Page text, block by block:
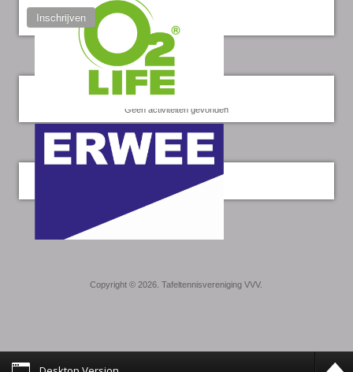
Inschrijven
Kalender
Geen activiteiten gevonden
Twitter
Copyright © 2026. Tafeltennisvereniging VVV.